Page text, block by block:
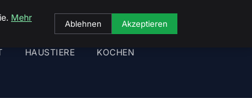
HAUSTIERE KOCHEN
Mehr
Ablehnen Akzeptieren